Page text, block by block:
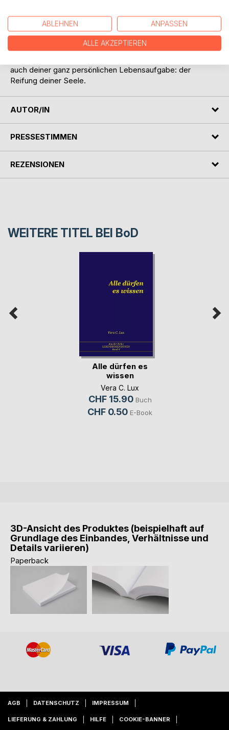
geistigen Erläuterungen das Erdendunkel der geistigen
Unwissenheit durchdringen und das Bewusstsein der
Erdenmenschheit erhellen! Sie wollen Antwort geben auf
essenzielle Fragen unseres Seins und praktische
auch deiner ganz persönlichen Lebensaufgabe: der
Reifung deiner Seele.
AUTOR/IN
PRESSESTIMMEN
REZENSIONEN
WEITERE TITEL BEI BoD
Alle dürfen es
wissen
Vera C. Lux
CHF 15.90 Buch
CHF 0.50 E-Book
3D-Ansicht des Produktes (beispielhaft auf
Grundlage des Einbandes, Verhältnisse und
Details variieren)
Paperback
AGB DATENSCHUTZ IMPRESSUM
LIEFERUNG & ZAHLUNG HILFE COOKIE-BANNER
ABLEHNEN ANPASSEN
ALLE AKZEPTIEREN